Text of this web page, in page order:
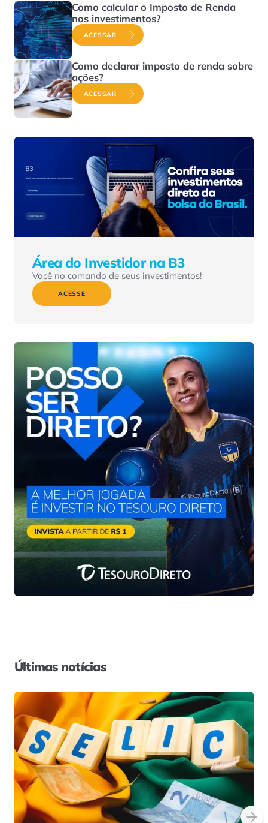
Como calcular o Imposto de Renda
nos investimentos?
ACESSAR
Como declarar imposto de renda sobre
ações?
ACESSAR
Área do Investidor na B3
Você no comando de seus investimentos!
ACESSE
Últimas notícias